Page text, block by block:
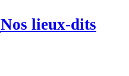
Nos lieux-dits